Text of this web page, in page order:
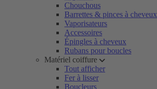
Chouchous
Barrettes & pinces à cheveux
Vaporisateurs
Accessoires
Épingles à cheveux
Rubans pour boucles
Matériel coiffure
Tout afficher
Fer à lisser
Boucleurs